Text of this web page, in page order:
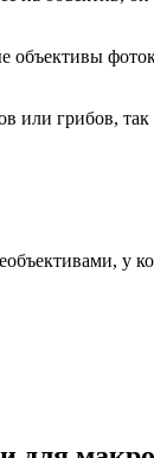
грибов,
у